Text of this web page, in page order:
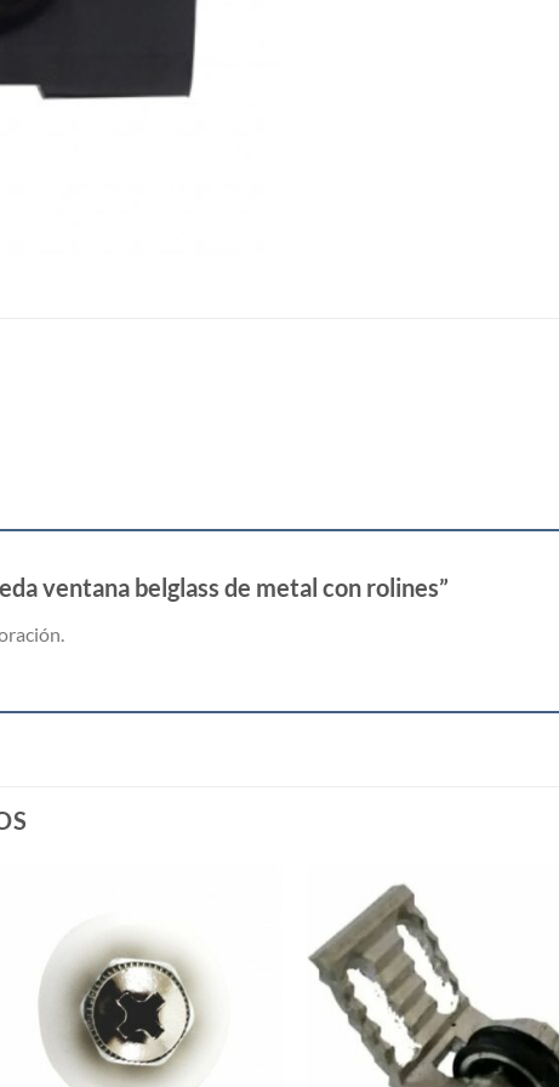
ventana belglass de metal con rolines”